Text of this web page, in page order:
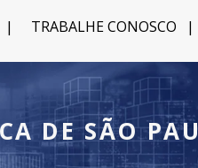
TRABALHE CONOSCO
DE SÃO